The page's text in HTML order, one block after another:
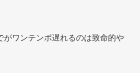
がワンテンポ遅れるのは致命的や